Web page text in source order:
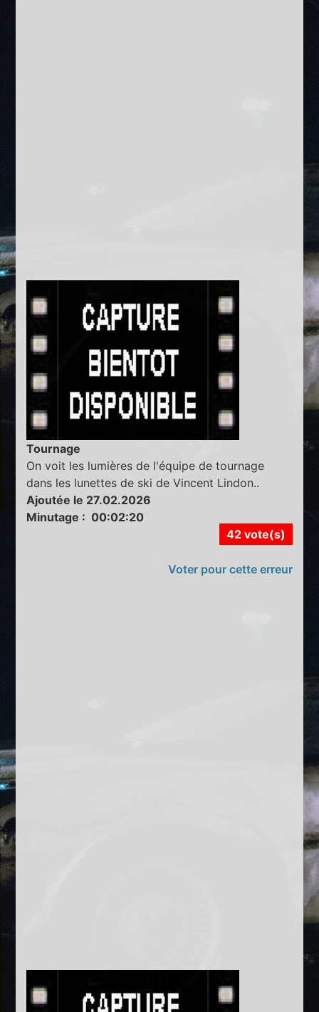
Tournage
On voit les lumières de l'équipe de tournage
dans les lunettes de ski de Vincent Lindon..
Ajoutée le 27.02.2026
Minutage : 00:02:20
42 vote(s)
Voter pour cette erreur